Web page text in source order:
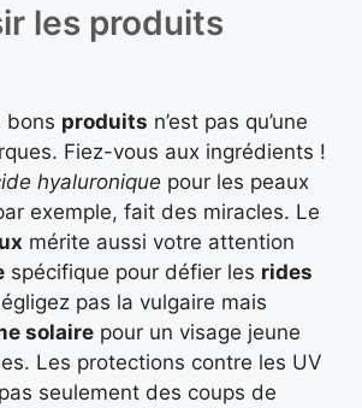
les produits
bons produits n’est pas qu’une
Fiez-vous aux ingrédients !
hyaluronique pour les peaux
exemple, fait des miracles. Le
mérite aussi votre attention
spécifique pour défier les rides
pas la vulgaire mais
solaire pour un visage jeune
Les protections contre les UV
seulement des coups de